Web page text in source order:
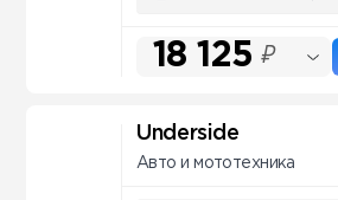
18 125 ₽
Underside
Авто и мототехника